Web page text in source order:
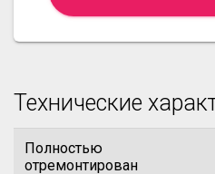
Технические
Полностью
отремонтирован